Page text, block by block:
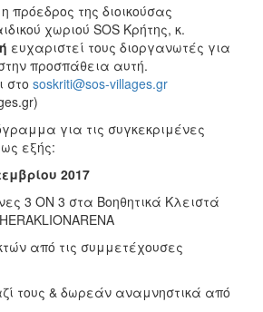
πρόεδρος της διοικούσας
χωριού SOS Κρήτης, κ.
ευχαριστεί τους διοργανωτές για
προσπάθεια αυτή.
στο soskriti@sos-villages.gr
για τις συγκεκριμένες
εξής:
2017
3 ON 3 στα Βοηθητικά Κλειστά
από τις συμμετέχουσες
τους & δωρεάν αναμνηστικά από